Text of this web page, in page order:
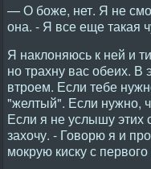
— О боже, нет. Я не
она. - Я все еще такая
Я наклоняюсь к ней и
но трахну вас обеих. В
втроем. Если тебе
"желтый". Если нужно,
Если я не услышу этих
захочу. - Говорю я и
мокрую киску с первого